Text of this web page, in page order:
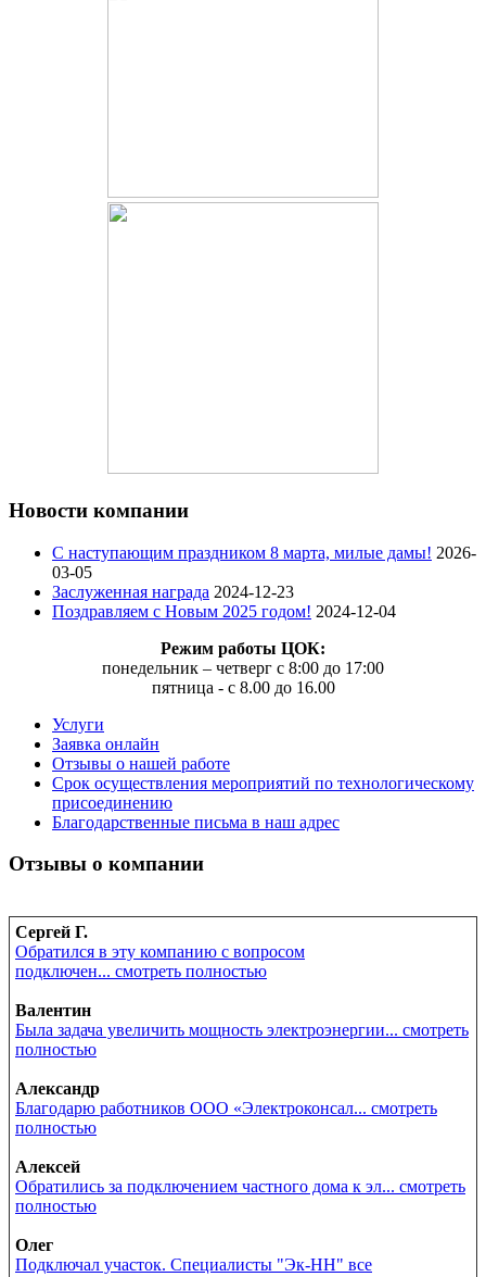
Новости компании
C наступающим праздником 8 марта, милые дамы! 2026-
03-05
Заслуженная награда 2024-12-23
Поздравляем с Новым 2025 годом! 2024-12-04
Режим работы ЦОК:
понедельник – четверг с 8:00 до 17:00
пятница - с 8.00 до 16.00
Услуги
Заявка онлайн
Отзывы о нашей работе
Срок осуществления мероприятий по технологическому
присоединению
Благодарственные письма в наш адрес
Отзывы о компании
Сергей Г.
Обратился в эту компанию с вопросом
подключен... смотреть полностью
Валентин
Была задача увеличить мощность электроэнергии... смотреть
полностью
Александр
Благодарю работников ООО «Электроконсал... смотреть
полностью
Алексей
Обратились за подключением частного дома к эл... смотреть
полностью
Олег
Подключал участок. Специалисты "Эк-НН" все